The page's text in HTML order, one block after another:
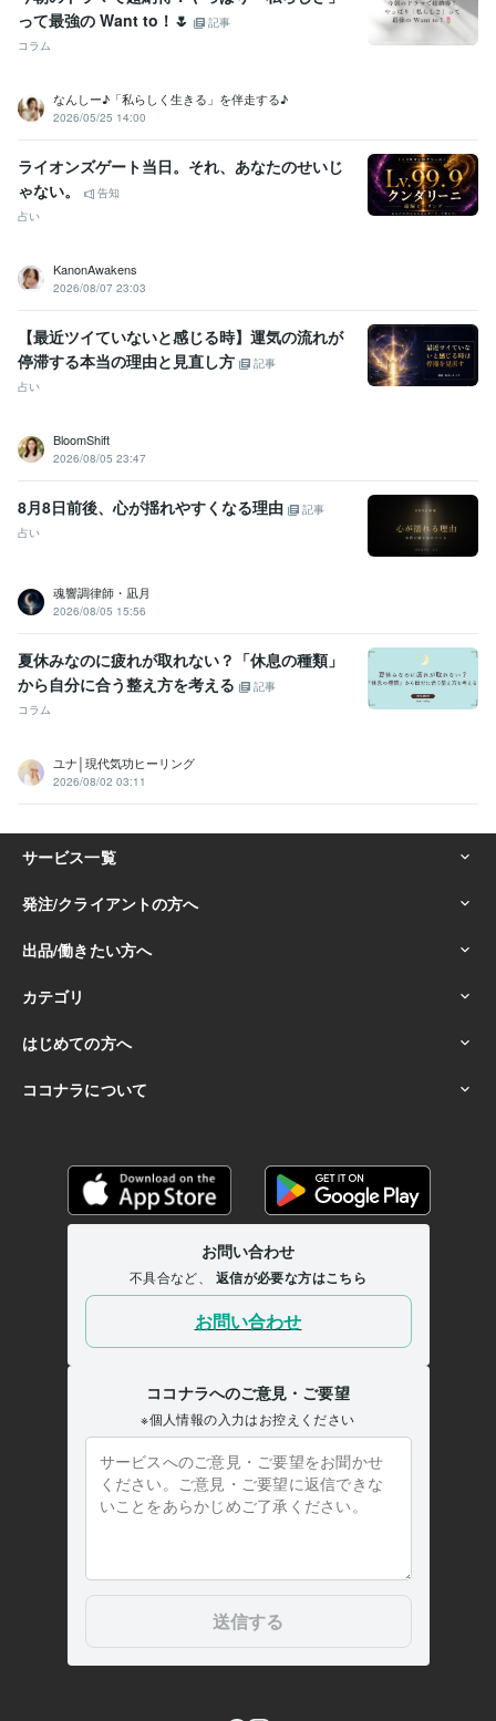
って最強の Want to！🌷
記事
コラム
なんしー♪「私らしく生きる」を伴走する♪
2026/05/25 14:00
ライオンズゲート当日。それ、あなたのせいじ
ゃない。
告知
占い
KanonAwakens
2026/08/07 23:03
【最近ツイていないと感じる時】運気の流れが
停滞する本当の理由と見直し方
記事
占い
BloomShift
2026/08/05 23:47
8月8日前後、心が揺れやすくなる理由
記事
占い
魂響調律師・凪月
2026/08/05 15:56
夏休みなのに疲れが取れない？「休息の種類」
から自分に合う整え方を考える
記事
コラム
ユナ│現代気功ヒーリング
2026/08/02 03:11